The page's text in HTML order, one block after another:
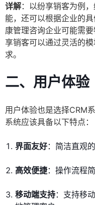
详解：以纷享销客为例
能，还可以根据企业的
康管理咨询企业可能需
享销客可以通过灵活的
求。
二、用户体验
用户体验也是选择CRM
系统应该具备以下特点：
界面友好：简洁直观
高效便捷：操作流程
移动端支持：支持移